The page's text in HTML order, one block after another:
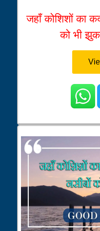
जहाँ कोशिशों का
को भी